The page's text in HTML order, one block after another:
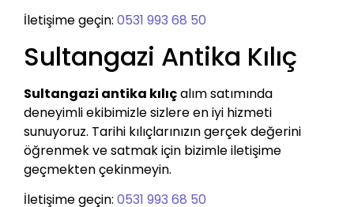
İletişime geçin: 0531 993 68 50
Sultangazi Antika Kılıç
Sultangazi antika kılıçalım satımında
deneyimli ekibimizle sizlere en iyi hizmeti
sunuyoruz. Tarihi kılıçlarınızın gerçek değerini
öğrenmek ve satmak için bizimle iletişime
geçmekten çekinmeyin.
İletişime geçin: 0531 993 68 50